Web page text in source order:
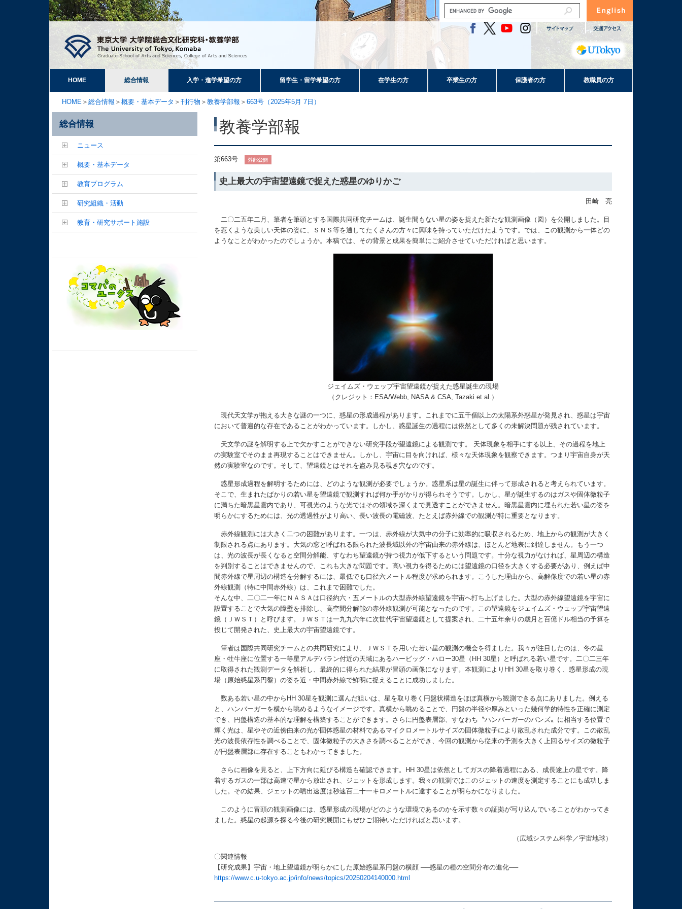
HOME 総合情報 入学・進学希望の方 留学生・留学希望の方 在学生の方 卒業生の方 保護者の方 教職員の方
HOME ＞ 総合情報 ＞ 概要・基本データ ＞ 刊行物 ＞ 教養学部報 ＞ 663号（2025年5月 7日）
教養学部報
第663号
史上最大の宇宙望遠鏡で捉えた惑星のゆりかご
田崎 亮
二〇二五年二月、筆者を筆頭とする国際共同研究チームは、誕生間もない星の姿を捉えた新たな観測画像（図）を公開しました。目
を惹くような美しい天体の姿に、ＳＮＳ等を通してたくさんの方々に興味を持っていただけたようです。では、この観測から一体どの
ようなことがわかったのでしょうか。本稿では、その背景と成果を簡単にご紹介させていただければと思います。
ジェイムズ・ウェッブ宇宙望遠鏡が捉えた惑星誕生の現場
（クレジット：ESA/Webb, NASA & CSA, Tazaki et al.）
現代天文学が抱える大きな謎の一つに、惑星の形成過程があります。これまでに五千個以上の太陽系外惑星が発見され、惑星は宇宙
において普遍的な存在であることがわかっています。しかし、惑星誕生の過程には依然として多くの未解決問題が残されています。
天文学の謎を解明する上で欠かすことができない研究手段が望遠鏡による観測です。 天体現象を相手にする以上、その過程を地上
の実験室でそのまま再現することはできません。しかし、宇宙に目を向ければ、様々な天体現象を観察できます。つまり宇宙自身が天
然の実験室なのです。そして、望遠鏡とはそれを盗み見る覗き穴なのです。
惑星形成過程を解明するためには、どのような観測が必要でしょうか。惑星系は星の誕生に伴って形成されると考えられています。
そこで、生まれたばかりの若い星を望遠鏡で観測すれば何か手がかりが得られそうです。しかし、星が誕生するのはガスや固体微粒子
に満ちた暗黒星雲内であり、可視光のような光ではその領域を深くまで見透すことができません。暗黒星雲内に埋もれた若い星の姿を
明らかにするためには、光の透過性がより高い、長い波長の電磁波、たとえば赤外線での観測が特に重要となります。
赤外線観測には大きく二つの困難があります。一つは、赤外線が大気中の分子に効率的に吸収されるため、地上からの観測が大きく
制限される点にあります。大気の窓と呼ばれる限られた波長域以外の宇宙由来の赤外線は、ほとんど地表に到達しません。もう一つ
は、光の波長が長くなると空間分解能、すなわち望遠鏡が持つ視力が低下するという問題です。十分な視力がなければ、星周辺の構造
を判別することはできませんので、これも大きな問題です。高い視力を得るためには望遠鏡の口径を大きくする必要があり、例えば中
間赤外線で星周辺の構造を分解するには、最低でも口径六メートル程度が求められます。こうした理由から、高解像度での若い星の赤
外線観測（特に中間赤外線）は、これまで困難でした。
そんな中、二〇二一年にＮＡＳＡは口径約六・五メートルの大型赤外線望遠鏡を宇宙へ打ち上げました。大型の赤外線望遠鏡を宇宙に
設置することで大気の障壁を排除し、高空間分解能の赤外線観測が可能となったのです。この望遠鏡をジェイムズ・ウェッブ宇宙望遠
鏡（ＪＷＳＴ）と呼びます。ＪＷＳＴは一九九六年に次世代宇宙望遠鏡として提案され、二十五年余りの歳月と百億ドル相当の予算を
投じて開発された、史上最大の宇宙望遠鏡です。
筆者は国際共同研究チームとの共同研究により、ＪＷＳＴを用いた若い星の観測の機会を得ました。我々が注目したのは、冬の星
座・牡牛座に位置する一等星アルデバラン付近の天域にあるハービッグ・ハロー30星（HH 30星）と呼ばれる若い星です。二〇二三年
に取得された観測データを解析し、最終的に得られた結果が冒頭の画像になります。本観測によりHH 30星を取り巻く、惑星形成の現
場（原始惑星系円盤）の姿を近・中間赤外線で鮮明に捉えることに成功しました。
数ある若い星の中からHH 30星を観測に選んだ狙いは、星を取り巻く円盤状構造をほぼ真横から観測できる点にありました。例える
と、ハンバーガーを横から眺めるようなイメージです。真横から眺めることで、円盤の半径や厚みといった幾何学的特性を正確に測定
でき、円盤構造の基本的な理解を構築することができます。さらに円盤表層部、すなわち〝ハンバーガーのバンズ〟に相当する位置で
輝く光は、星やその近傍由来の光が固体惑星の材料であるマイクロメートルサイズの固体微粒子により散乱された成分です。この散乱
光の波長依存性を調べることで、固体微粒子の大きさを調べることができ、今回の観測から従来の予測を大きく上回るサイズの微粒子
が円盤表層部に存在することもわかってきました。
さらに画像を見ると、上下方向に延びる構造も確認できます。HH 30星は依然としてガスの降着過程にある、成長途上の星です。降
着するガスの一部は高速で星から放出され、ジェットを形成します。我々の観測ではこのジェットの速度を測定することにも成功しま
した。その結果、ジェットの噴出速度は秒速百二十一キロメートルに達することが明らかになりました。
このように冒頭の観測画像には、惑星形成の現場がどのような環境であるのかを示す数々の証拠が写り込んでいることがわかってき
ました。惑星の起源を探る今後の研究展開にもぜひご期待いただければと思います。
（広域システム科学／宇宙地球）
〇関連情報
【研究成果】宇宙・地上望遠鏡が明らかにした原始惑星系円盤の横顔 ──惑星の種の空間分布の進化──
https://www.c.u-tokyo.ac.jp/info/news/topics/20250204140000.html
総合情報
ニュース
概要・基本データ
教育プログラム
研究組織・活動
教育・研究サポート施設